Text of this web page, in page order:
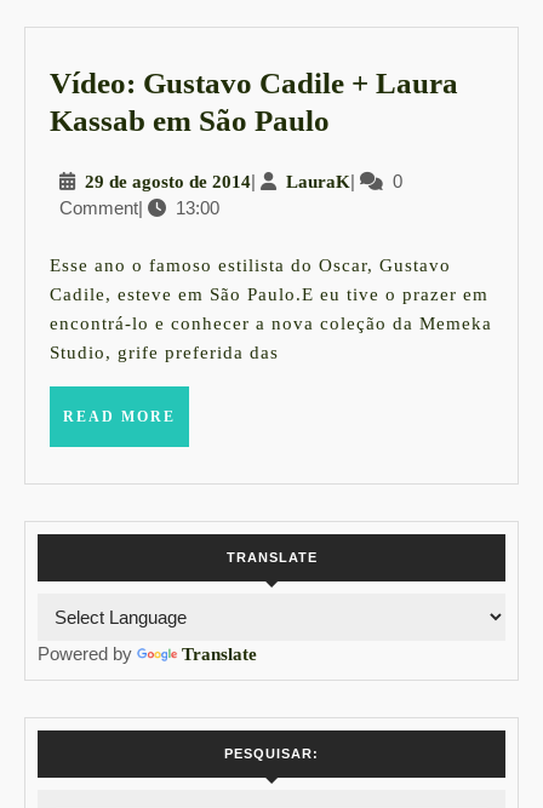
Vídeo: Gustavo Cadile + Laura
Kassab em São Paulo
Cadile
Laura
Kassab
em
29 de agosto de 201429
de
2014
| LauraKLauraK
|
0
Comment| 13:00
Esse ano o famoso estilista do Oscar, Gustavo
Cadile, esteve em São Paulo.E eu tive o prazer em
encontrá-lo e conhecer a nova coleção da Memeka
Studio, grife preferida das
READ MORE
TRANSLATE
Powered by Translate
PESQUISAR: